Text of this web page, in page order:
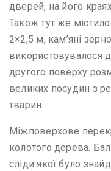
дверей, на його
Також тут же
2×2,5 м, кам’яні
використовувалося
другого поверху
великих посудин з
тварин.
Міжповерхове
колотого дерева.
сліди якої було